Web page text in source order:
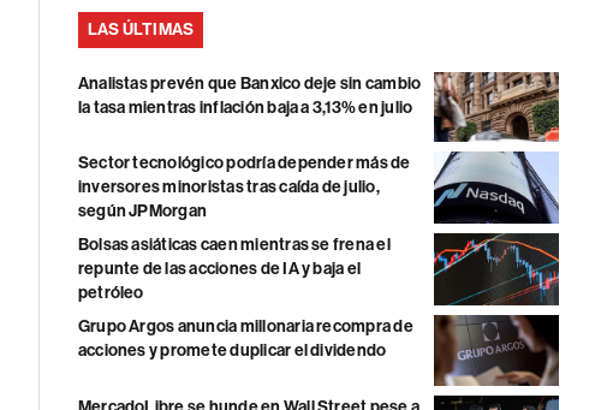
LAS ÚLTIMAS
Analistas prevén que Banxico deje sin cambio
la tasa mientras inflación baja a 3,13% en julio
Sector tecnológico podría depender más de
inversores minoristas tras caída de julio,
según JPMorgan
Bolsas asiáticas caen mientras se frena el
repunte de las acciones de IA y baja el
petróleo
Grupo Argos anuncia millonaria recompra de
acciones y promete duplicar el dividendo